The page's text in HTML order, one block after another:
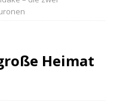
Heimat